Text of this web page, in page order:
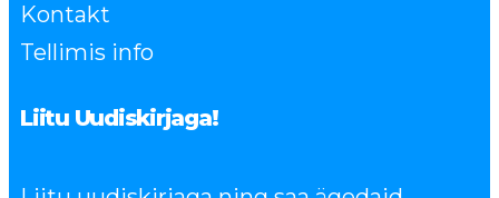
Kontakt
Tellimis info
Liitu Uudiskirjaga!